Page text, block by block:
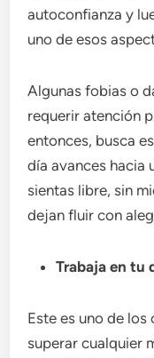
autoconfianza y
uno de esos
Algunas fobias o
requerir atención
entonces, busca
día avances hacia
sientas libre, sin
dejan fluir con
Trabaja en tu
Este es uno de
superar cualquier